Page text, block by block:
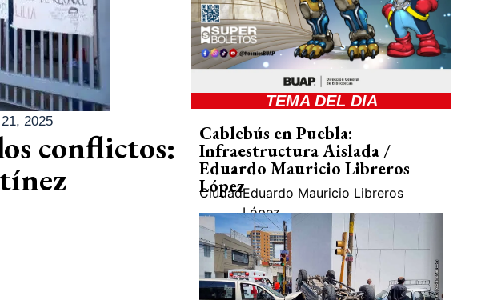
2025
conflictos:
TEMA DEL DIA
Cablebús en Puebla:
Infraestructura Aislada /
Eduardo Mauricio Libreros
López
CiudadEduardo Mauricio Libreros
López